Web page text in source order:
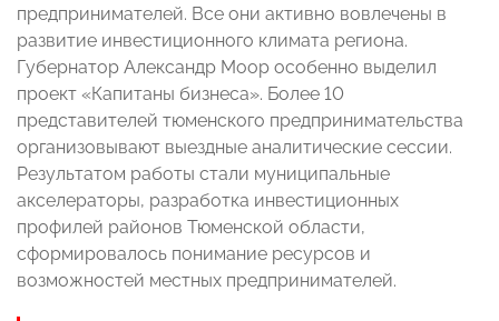
предпринимателей. Все они активно вовлечены в
развитие инвестиционного климата региона.
Губернатор Александр Моор особенно выделил
проект «Капитаны бизнеса». Более 10
представителей тюменского предпринимательства
организовывают выездные аналитические сессии.
Результатом работы стали муниципальные
акселераторы, разработка инвестиционных
профилей районов Тюменской области,
сформировалось понимание ресурсов и
возможностей местных предпринимателей.